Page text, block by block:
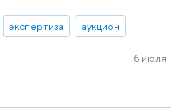
экспертиза аукцион
6 июля